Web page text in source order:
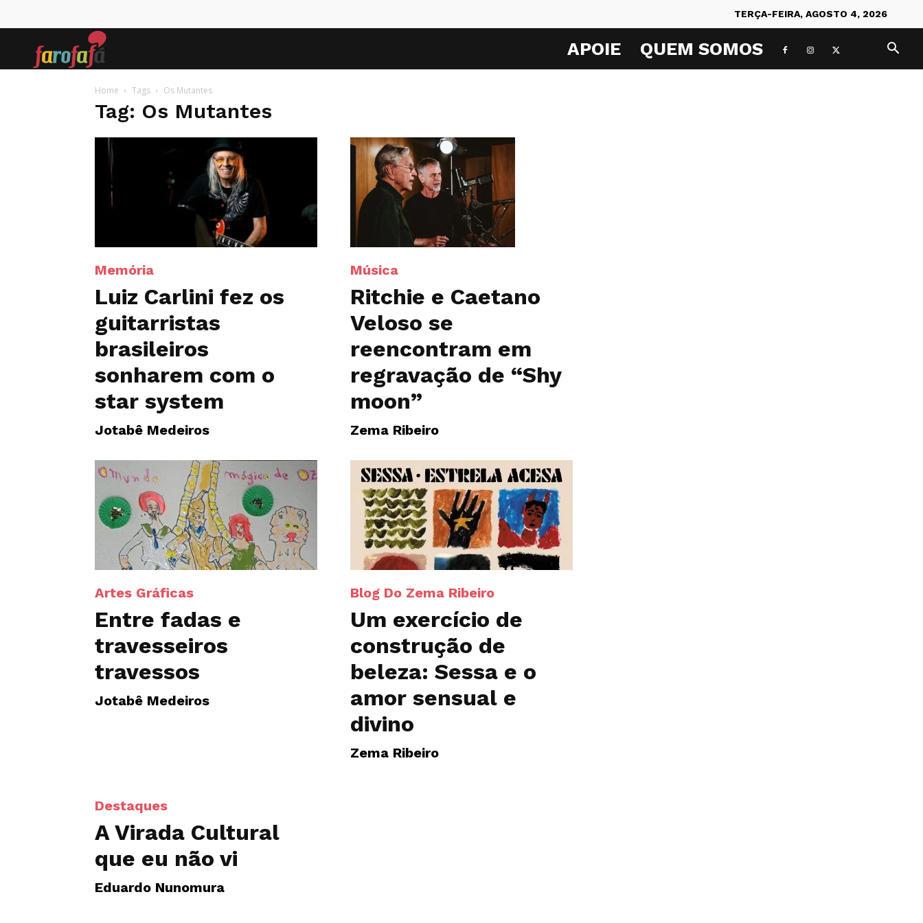
TERÇA-FEIRA, AGOSTO 4, 2026
APOIE QUEM SOMOS
Home Tags Os Mutantes
Tag: Os Mutantes
Memória
Luiz Carlini fez os
guitarristas
brasileiros
sonharem com o
star system
Jotabê Medeiros
Música
Ritchie e Caetano
Veloso se
reencontram em
regravação de “Shy
moon”
Zema Ribeiro
Artes Gráficas
Entre fadas e
travesseiros
travessos
Jotabê Medeiros
Blog Do Zema Ribeiro
Um exercício de
construção de
beleza: Sessa e o
amor sensual e
divino
Zema Ribeiro
Destaques
A Virada Cultural
que eu não vi
Eduardo Nunomura